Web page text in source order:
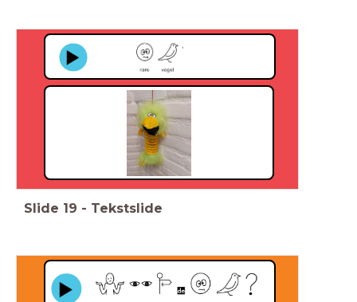
Slide 19 - Tekstslide